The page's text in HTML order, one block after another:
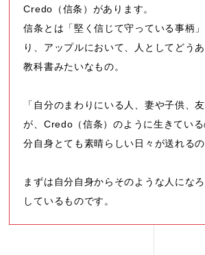
Credo（信条）があります。
信条とは「堅く信じて守っている事柄
り、アップルにおいて、人としてどう
教科書みたいなもの。
「自分のまわりにいる人、妻や子供、
が、Credo（信条）のように生きてい
分自身とても素晴らしい日々が送れるの
まずは自分自身からそのような人にな
しているものです。